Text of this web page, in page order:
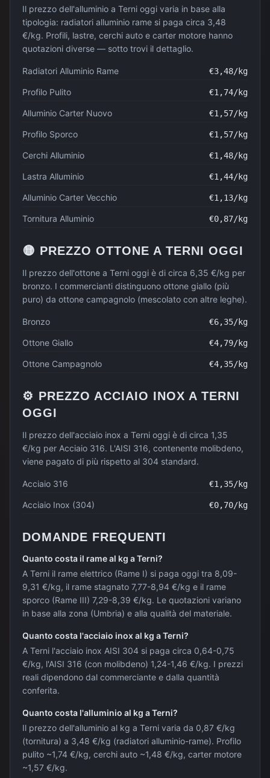
Il prezzo dell'alluminio a Terni oggi varia in base alla
tipologia: radiatori alluminio rame si paga circa 3,48
€/kg. Profili, lastre, cerchi auto e carter motore hanno
quotazioni diverse — sotto trovi il dettaglio.
Radiatori Alluminio Rame €3,48/kg
Profilo Pulito €1,74/kg
Alluminio Carter Nuovo €1,57/kg
Profilo Sporco €1,57/kg
Cerchi Alluminio €1,48/kg
Lastra Alluminio €1,44/kg
Alluminio Carter Vecchio €1,13/kg
Tornitura Alluminio €0,87/kg
🟡 PREZZO OTTONE A TERNI OGGI
Il prezzo dell'ottone a Terni oggi è di circa 6,35 €/kg per
bronzo. I commercianti distinguono ottone giallo (più
puro) da ottone campagnolo (mescolato con altre leghe).
Bronzo €6,35/kg
Ottone Giallo €4,79/kg
Ottone Campagnolo €4,35/kg
⚙️ PREZZO ACCIAIO INOX A TERNI
OGGI
Il prezzo dell'acciaio inox a Terni oggi è di circa 1,35
€/kg per Acciaio 316. L'AISI 316, contenente molibdeno,
viene pagato di più rispetto al 304 standard.
Acciaio 316 €1,35/kg
Acciaio Inox (304) €0,70/kg
DOMANDE FREQUENTI
Quanto costa il rame al kg a Terni?
A Terni il rame elettrico (Rame I) si paga oggi tra 8,09-
9,31 €/kg, il rame stagnato 7,77-8,94 €/kg e il rame
sporco (Rame III) 7,29-8,39 €/kg. Le quotazioni variano
in base alla zona (Umbria) e alla qualità del materiale.
Quanto costa l'acciaio inox al kg a Terni?
A Terni l'acciaio inox AISI 304 si paga circa 0,64-0,75
€/kg, l'AISI 316 (con molibdeno) 1,24-1,46 €/kg. I prezzi
reali dipendono dal commerciante e dalla quantità
conferita.
Quanto costa l'alluminio al kg a Terni?
Il prezzo dell'alluminio al kg a Terni varia da 0,87 €/kg
(tornitura) a 3,48 €/kg (radiatori alluminio-rame). Profilo
pulito ~1,74 €/kg, cerchi auto ~1,48 €/kg, carter motore
~1,57 €/kg.